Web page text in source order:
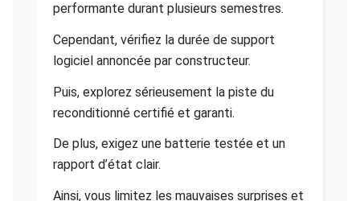
performante durant plusieurs semestres.
Cependant, vérifiez la durée de support
logiciel annoncée par constructeur.
Puis, explorez sérieusement la piste du
reconditionné certifié et garanti.
De plus, exigez une batterie testée et un
rapport d’état clair.
Ainsi, vous limitez les mauvaises surprises et